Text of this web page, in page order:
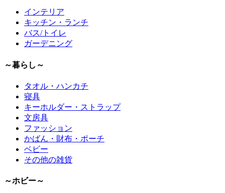
インテリア
キッチン・ランチ
バス/トイレ
ガーデニング
～暮らし～
タオル・ハンカチ
寝具
キーホルダー・ストラップ
文房具
ファッション
かばん・財布・ポーチ
ベビー
その他の雑貨
～ホビー～